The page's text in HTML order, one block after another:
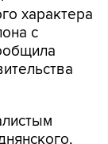
характера
с